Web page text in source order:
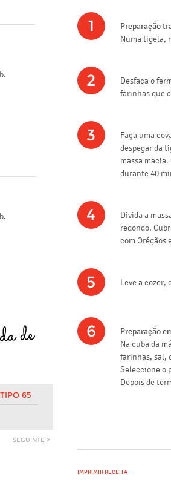
65
SEGUINTE >
1
Preparação
Numa tigela,
2
Desfaça o
farinhas que
3
Faça uma
despegar da
massa
durante 40
4
Divida a
redondo.
com Orégãos
5 Leve a cozer,
6
Preparação
Na cuba da
farinhas, sal,
Seleccione o
Depois de
IMPRIMIR RECEITA